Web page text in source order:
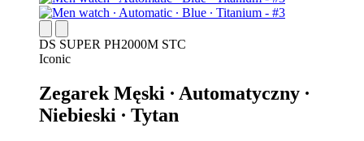
DS SUPER PH2000M STC
Iconic
Zegarek Męski ∙ Automatyczny ∙
Niebieski ∙ Tytan